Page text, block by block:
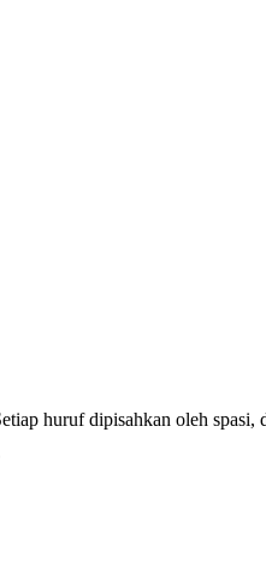
huruf dipisahkan oleh